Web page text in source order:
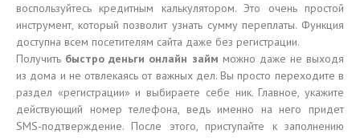
воспользуйтесь кредитным калькулятором. Это очень простой
инструмент, который позволит узнать сумму переплаты. Функция
доступна всем посетителям сайта даже без регистрации.
Получить быстро деньги онлайн займ можно даже не выходя
из дома и не отвлекаясь от важных дел. Вы просто переходите в
раздел «регистрации» и выбираете себе ник. Главное, укажите
действующий номер телефона, ведь именно на него придет
SMS-подтверждение. После этого, приступайте к заполнению